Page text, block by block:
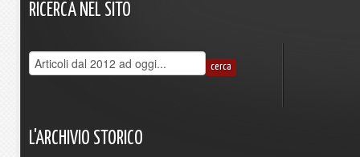
RICERCA NEL SITO
L'ARCHIVIO STORICO